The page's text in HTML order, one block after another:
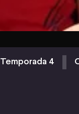
Temporada 4